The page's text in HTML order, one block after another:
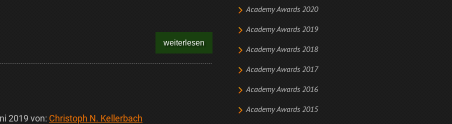
Academy Awards 2020
Academy Awards 2019
Academy Awards 2018
Academy Awards 2017
Academy Awards 2016
Academy Awards 2015
weiterlesen
2019 von: Christoph N. Kellerbach